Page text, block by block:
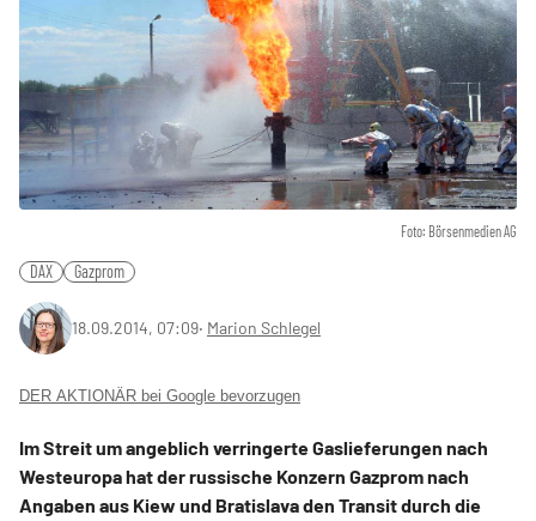
Foto: Börsenmedien AG
DAX Gazprom
18.09.2014, 07:09‧ Marion Schlegel
DER AKTIONÄR bei Google bevorzugen
Im Streit um angeblich verringerte Gaslieferungen nach
Westeuropa hat der russische Konzern Gazprom nach
Angaben aus Kiew und Bratislava den Transit durch die